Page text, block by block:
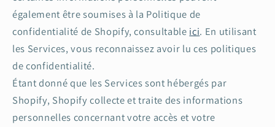
également être soumises à la Politique de
confidentialité de Shopify, consultable ici. En utilisant
les Services, vous reconnaissez avoir lu ces politiques
de confidentialité.
Étant donné que les Services sont hébergés par
Shopify, Shopify collecte et traite des informations
personnelles concernant votre accès et votre